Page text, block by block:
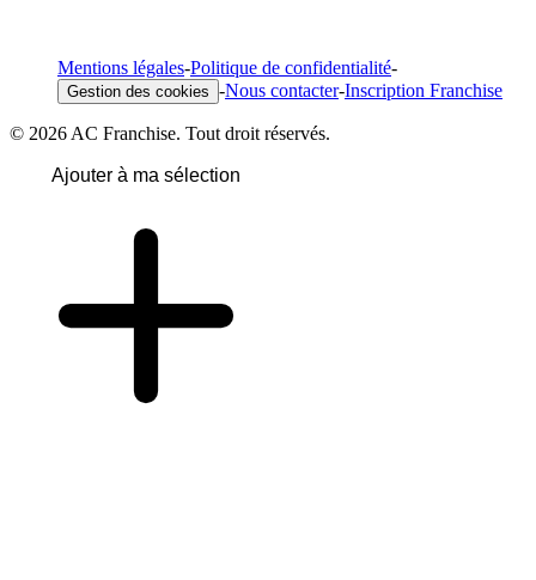
Mentions légales-Politique de confidentialité-
Gestion des cookies -Nous contacter-Inscription Franchise
© 2026 AC Franchise. Tout droit réservés.
Ajouter à ma sélection